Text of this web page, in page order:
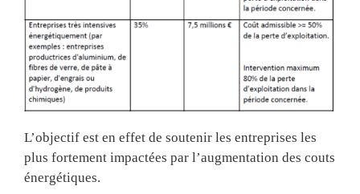
L’objectif est en effet de soutenir les entreprises les
plus fortement impactées par l’augmentation des couts
énergétiques.